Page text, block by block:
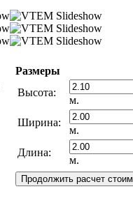
Размеры
Высота:
м.
Ширина:
м.
Длина:
м.